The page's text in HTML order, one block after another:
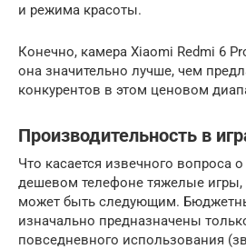
и режима красоты.
Конечно, камера Xiaomi Redmi 6
она значительно лучше, чем
конкурентов в этом ценовом
Производительность в
Что касается извечного вопроса
дешевом телефоне тяжелые игры,
может быть следующим.
изначально предназначены
повседневного использования